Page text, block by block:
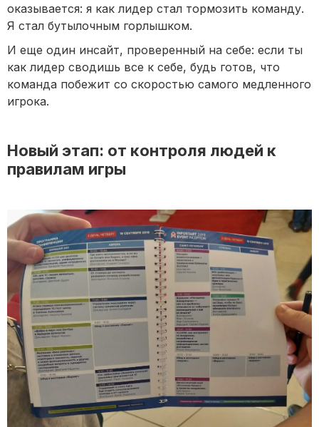
оказывается: я как лидер стал тормозить команду.
Я стал бутылочным горлышком.
И еще один инсайт, проверенный на себе: если ты
как лидер сводишь все к себе, будь готов, что
команда побежит со скоростью самого медленного
игрока.
Новый этап: от контроля людей к
правилам игры